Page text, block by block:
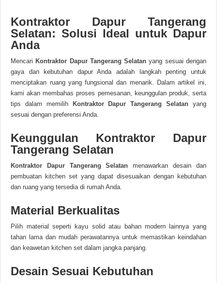
Kontraktor Dapur Tangerang
Selatan: Solusi Ideal untuk Dapur
Anda
Mencari Kontraktor Dapur Tangerang Selatan yang sesuai dengan
gaya dan kebutuhan dapur Anda adalah langkah penting untuk
menciptakan ruang yang fungsional dan menarik. Dalam artikel ini,
kami akan membahas proses pemesanan, keunggulan produk, serta
tips dalam memilih
Kontraktor Dapur Tangerang Selatanyang
sesuai dengan preferensi Anda.
Keunggulan Kontraktor Dapur
Tangerang Selatan
Kontraktor Dapur Tangerang Selatan menawarkan desain dan
pembuatan kitchen set yang dapat disesuaikan dengan kebutuhan
dan ruang yang tersedia di rumah Anda.
Material Berkualitas
Pilih material seperti kayu solid atau bahan modern lainnya yang
tahan lama dan mudah perawatannya untuk memastikan keindahan
dan keawetan kitchen set dalam jangka panjang.
Desain Sesuai Kebutuhan